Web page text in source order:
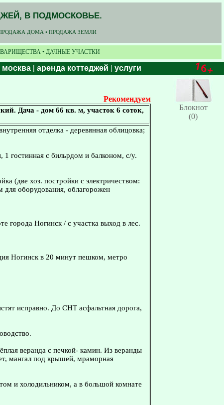
В ПОДМОСКОВЬЕ.
ДОМА • ПРОДАЖА ЗЕМЛИ
• ДАЧНЫЕ УЧАСТКИ
москва | аренда коттеджей | услуги
Рекомендуем
Дача - дом 66 кв. м, участок 6 соток,
отделка - деревянная облицовка;
гостинная с бильрдом и балконом, с/у.
(две хоз. постройки с электричеством:
оборудования, облагорожен
города Ногинск / с участка выход в лес.
Ногинск в 20 минут пешком, метро
исправно. До СНТ асфальтная дорога,
веранда с печкой- камин. Из веранды
мангал под крышей, мраморная
и холодильником, а в большой комнате
Блокнот
(0)